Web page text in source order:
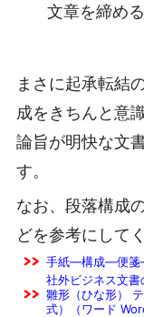
文章を締める
まさに起承転結
成をきちんと意
論旨が明快な文
す。
なお、段落構成
どを参考にして
手紙―構成―便箋
社外ビジネス文
雛形（ひな形）
式）（ワード